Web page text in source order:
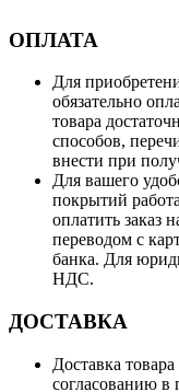
ОПЛАТА
Для
обязательно
товара
способов,
внести при
Для вашего
покрытий
оплатить заказ
переводом с
банка. Для
НДС.
ДОСТАВКА
Доставка
согласованию в